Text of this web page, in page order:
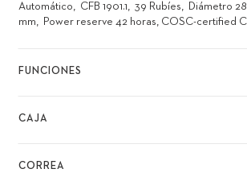
Automático CFB 1901.1 39 Rubíes Diámetro
mm
Power reserve 42 horas, COSC-certified
FUNCIONES
CAJA
CORREA